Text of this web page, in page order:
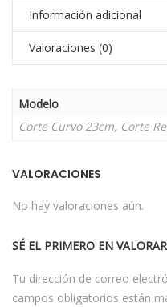
Información adicional
Valoraciones (0)
Modelo
Corte Curvo 23cm, Corte
VALORACIONES
No hay valoraciones aún.
SÉ EL PRIMERO EN
Tu dirección de correo
campos obligatorios están